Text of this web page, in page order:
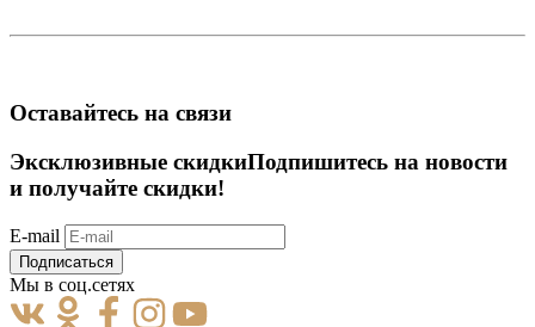
Оставайтесь на связи
Эксклюзивные скидкиПодпишитесь на новости
и получайте скидки!
E-mail
Подписаться
Мы в соц.сетях